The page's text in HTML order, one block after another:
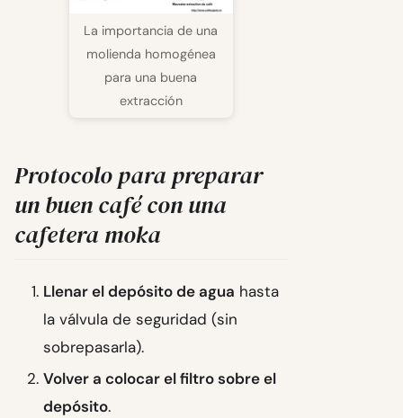
La importancia de una
molienda homogénea
para una buena
extracción
Protocolo para preparar
un buen café con una
cafetera moka
Llenar el depósito de agua hasta
la válvula de seguridad (sin
sobrepasarla).
Volver a colocar el filtro sobre el
depósito.